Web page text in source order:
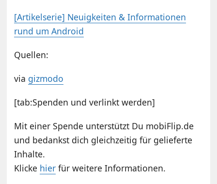
[Artikelserie] Neuigkeiten & Informationen
rund um Android
Quellen:
via gizmodo
[tab:Spenden und verlinkt werden]
Mit einer Spende unterstützt Du mobiFlip.de
und bedankst dich gleichzeitig für gelieferte
Inhalte.
Klicke hier für weitere Informationen.